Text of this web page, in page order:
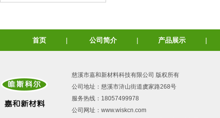
首页 | 公司简介 | 产品展示 |
慈溪市嘉和新材料科技有限公司 版权所有
公司地址：慈溪市浒山街道虞家路268号
服务热线：18057499978
公司网址：www.wiskcn.com